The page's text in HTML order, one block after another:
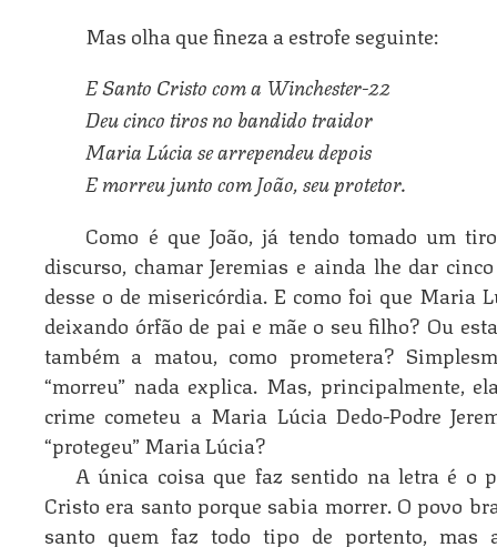
Mas olha que fineza a estrofe seguinte:
E Santo Cristo com a Winchester-22
Deu cinco tiros no bandido traidor
Maria Lúcia se arrependeu depois
E morreu junto com João, seu protetor.
Como é que João, já tendo tomado um
discurso, chamar Jeremias e ainda lhe dar
desse o de misericórdia. E como foi que Maria
deixando órfão de pai e mãe o seu filho? Ou
também a matou, como prometera?
“morreu” nada explica. Mas, principalmente,
crime cometeu a Maria Lúcia Dedo-Podre
“protegeu” Maria Lúcia?
A única coisa que faz sentido na letra é o
Cristo era santo porque sabia morrer. O povo
santo quem faz todo tipo de portento, mas